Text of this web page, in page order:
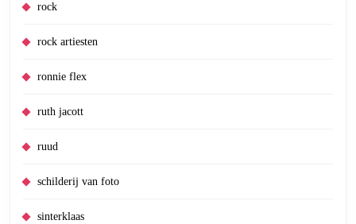
rock
rock artiesten
ronnie flex
ruth jacott
ruud
schilderij van foto
sinterklaas